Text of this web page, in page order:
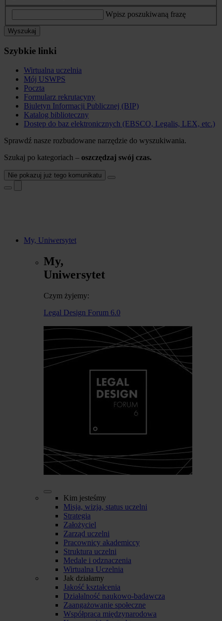
Wpisz poszukiwaną frazę
Wyszukaj
Szybkie linki
Wirtualna uczelnia
Mój USWPS
Poczta
Formularz rekrutacyny
Biuletyn Informacji Publicznej (BIP)
Katalog biblioteczny
Dostęp do baz elektronicznych (EBSCO, Legalis, LEX, etc.)
Sprawdź nasze rozbudowane narzędzie do wyszukiwania.
Szukaj po kategoriach – oszczędzaj swój czas.
Nie pokazuj już tego komunikatu
My, Uniwersytet
My,
Uniwersytet
Czym żyjemy:
Legal Design Forum 6.0
Kim jesteśmy
Misja, wizja, status uczelni
Strategia
Założyciel
Zarząd uczelni
Pracownicy akademiccy
Struktura uczelni
Medale i odznaczenia
Wirtualna Uczelnia
Jak działamy
Jakość kształcenia
Działalność naukowo-badawcza
Zaangażowanie społeczne
Współpraca międzynarodowa